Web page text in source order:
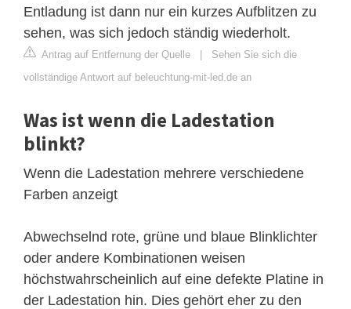
Entladung ist dann nur ein kurzes Aufblitzen zu
sehen, was sich jedoch ständig wiederholt.
Antrag auf Entfernung der Quelle | Sehen Sie sich die
vollständige Antwort auf beleuchtung-mit-led.de an
Was ist wenn die Ladestation
blinkt?
Wenn die Ladestation mehrere verschiedene
Farben anzeigt
Abwechselnd rote, grüne und blaue Blinklichter
oder andere Kombinationen weisen
höchstwahrscheinlich auf eine defekte Platine in
der Ladestation hin. Dies gehört eher zu den